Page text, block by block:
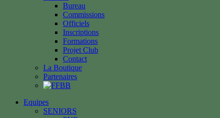
Bureau
Commissions
Officiels
Inscriptions
Formations
Projet Club
Contact
La Boutique
Partenaires
Equipes
SENIORS